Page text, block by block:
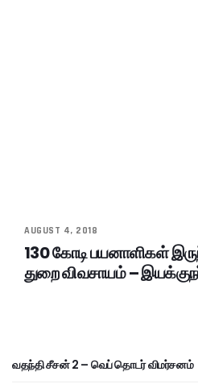
AUGUST 4, 2018
130 கோடி பயனாளிகள்
துறை விவசாயம் –
வதந்தி சீசன் 2 – வெப் தொடர் விமர்சனம்